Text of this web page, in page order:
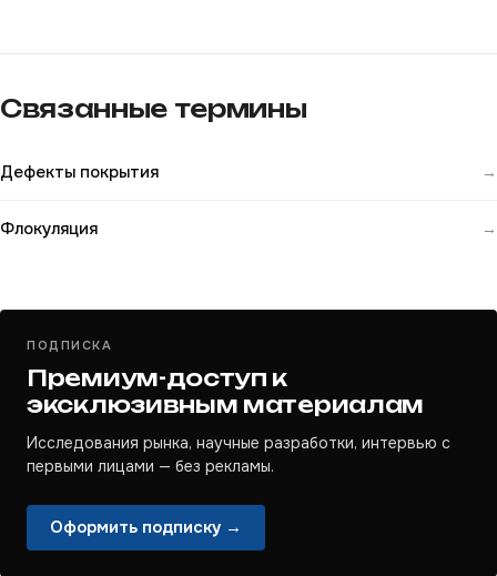
Связанные термины
Дефекты покрытия →
Флокуляция →
ПОДПИСКА
Премиум-доступ к
эксклюзивным материалам
Исследования рынка, научные разработки, интервью с
первыми лицами — без рекламы.
Оформить подписку →